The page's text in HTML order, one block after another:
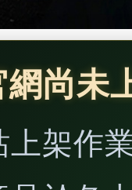
尚未
上架作